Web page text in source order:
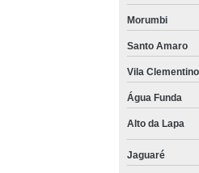
Morumbi
Santo Amaro
Vila Clementino
Água Funda
Alto da Lapa
Jaguaré